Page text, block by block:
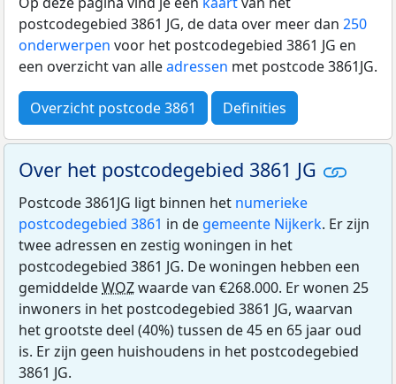
postcodegebied 3861 JG, de data over meer dan 250
onderwerpen voor het postcodegebied 3861 JG en
een overzicht van alleadressen met postcode 3861JG.
Overzicht postcode 3861 Definities
Over het postcodegebied 3861 JG
Postcode 3861JG ligt binnen het numerieke
postcodegebied 3861 in de gemeente Nijkerk. Er zijn
twee adressen en zestig woningen in het
postcodegebied 3861 JG. De woningen hebben een
gemiddeldeWOZwaarde van €268.000. Er wonen 25
inwoners in het postcodegebied 3861 JG, waarvan
het grootste deel (40%) tussen de 45 en 65 jaar oud
is. Er zijn geen huishoudens in het postcodegebied
3861 JG.